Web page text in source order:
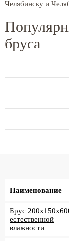
Челябинску и
бруса
Наименование
Брус
естественной
влажности